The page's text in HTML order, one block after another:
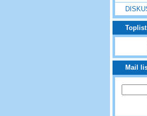
Toplist
Mail